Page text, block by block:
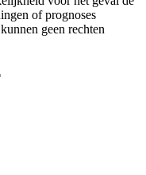
of prognoses
geen rechten